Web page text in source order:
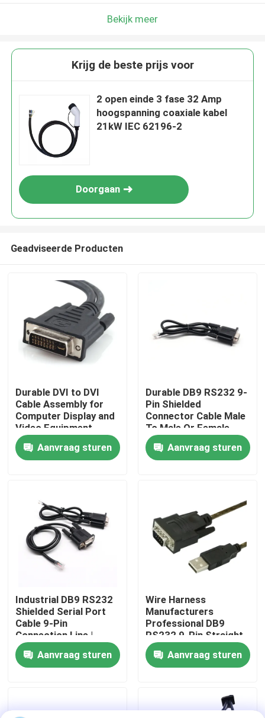
Producten
Over ons
Kwaliteitscontrole
Contacteer ons
nieuws
Draadboom
LVDS-kabels
Bekijk meer
Krijg de beste prijs voor
2 open einde 3 fase 32 Amp
hoogspanning coaxiale kabel
21kW IEC 62196-2
Doorgaan
Geadviseerde Producten
Durable DVI to DVI
Cable Assembly for
Computer Display and
Video Equipment
Custom Cable Wire
Harness
Manufacturers
Aanvraag sturen
Durable DB9 RS232 9-
Pin Shielded
Connector Cable Male
To Male Or Female
Type | Custom Cable
Aanvraag sturen
Industrial DB9 RS232
Shielded Serial Port
Cable 9-Pin
Connection Line |
Cable Assembly Wire
Harness
Manufacturers
Aanvraag sturen
Wire Harness
Manufacturers
Professional DB9
RS232 9-Pin Straight
Or Cross Cable With
Shielded Core Custom
Cable
Aanvraag sturen